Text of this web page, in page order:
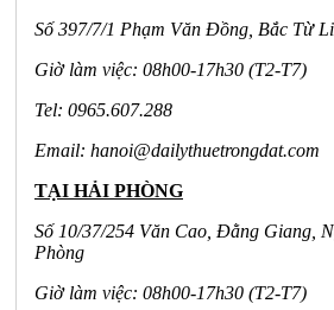
Số 397/7/1 Phạm Văn Đồng, Bắc Từ
Giờ làm việc: 08h00-17h30 (T2-T7)
Tel: 0965.607.288
Email: hanoi@dailythuetrongdat.com
TẠI HẢI PHÒNG
Số 10/37/254 Văn Cao, Đằng Giang,
Phòng
Giờ làm việc: 08h00-17h30 (T2-T7)